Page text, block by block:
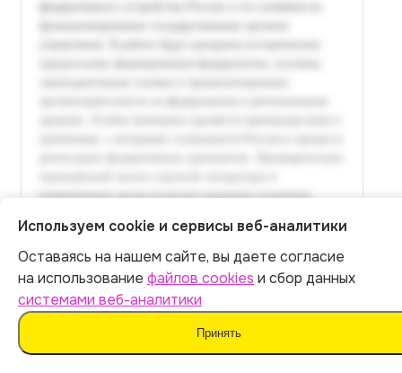
Итог:399р.
Оплатить
Используем cookie и сервисы веб-аналитики
Оставаясь на нашем сайте, вы даете согласие
на использование файлов cookies и сбор данных
системами веб-аналитики
Принять